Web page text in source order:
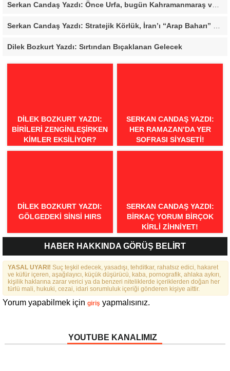
Serkan Candaş Yazdı: Önce Urfa, bugün Kahramanmaraş ve Mersin, Ya sonra?
Dilek Bozkurt Yazdı: Sırtından Bıçaklanan Gelecek
DILEK BOZKURT YAZDI:
BIRILERI ZENGINLEŞIRKEN
KIMLER EKSILIYOR?
SERKAN CANDAŞ YAZDI:
HER RAMAZAN’DA YER
SOFRASI SIYASETI!
DILEK BOZKURT YAZDI:
GÖLGEDEKI SINSI HIRS
SERKAN CANDAŞ YAZDI:
BIRKAÇ YORUM BIRÇOK
KIRLI ZIHNIYET!
HABER HAKKINDA GÖRÜŞ BELİRT
YASAL UYARI! Suç teşkil edecek, yasadışı, tehditkar, rahatsız edici, hakaret
ve küfür içeren, aşağılayıcı, küçük düşürücü, kaba, pornografik, ahlaka aykırı,
kişilik haklarına zarar verici ya da benzeri niteliklerde içeriklerden doğan her
türlü mali, hukuki, cezai, idari sorumluluk içeriği gönderen kişiye aittir.
Yorum yapabilmek için giriş yapmalısınız.
YOUTUBE KANALIMIZ